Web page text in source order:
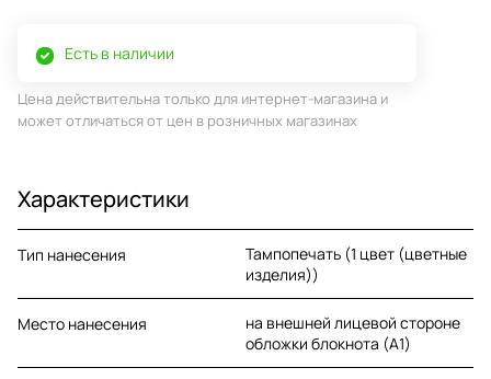
Есть в наличии
Цена действительна только для интернет-магазина и
может отличаться от цен в розничных магазинах
Характеристики
Тип нанесения
Тампопечать (1 цвет (цветные
изделия))
Место нанесения
на внешней лицевой стороне
обложки блокнота (A1)